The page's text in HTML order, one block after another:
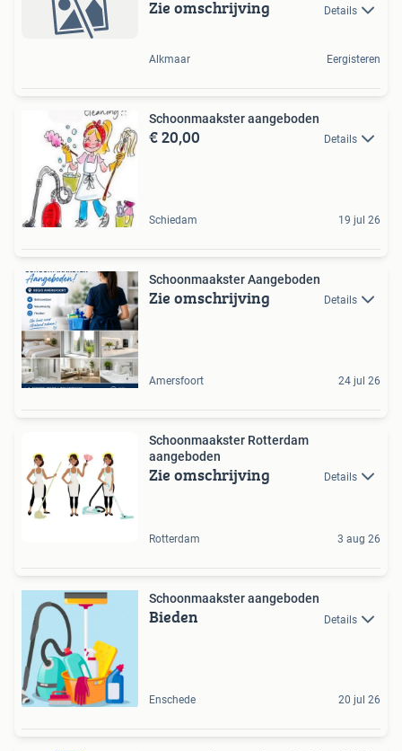
Zie omschrijving Details
Alkmaar Eergisteren
Schoonmaakster aangeboden
€ 20,00 Details
Schiedam 19 jul 26
Schoonmaakster Aangeboden
Zie omschrijving Details
Amersfoort 24 jul 26
Schoonmaakster Rotterdam
aangeboden
Zie omschrijving Details
Rotterdam 3 aug 26
Schoonmaakster aangeboden
Bieden Details
Enschede 20 jul 26